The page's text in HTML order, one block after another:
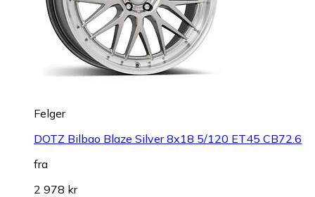
Felger
DOTZ Bilbao Blaze Silver 8x18 5/120 ET45 CB72.6
fra
2 978 kr